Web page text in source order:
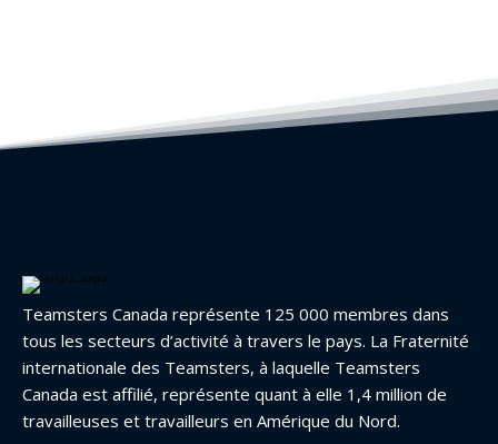
Teamsters Canada représente 125 000 membres dans
tous les secteurs d’activité à travers le pays. La Fraternité
internationale des Teamsters, à laquelle Teamsters
Canada est affilié, représente quant à elle 1,4 million de
travailleuses et travailleurs en Amérique du Nord.